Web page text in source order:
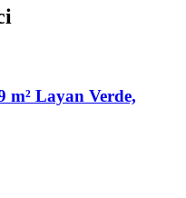
m² Layan Verde,